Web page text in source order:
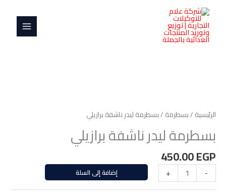
المحتوى
MENU
الرئيسية /بسطرمة / بسطرمة ليدر ناشفة برازيلي
بسطرمة ليدر ناشفة برازيلي
450.00EGP
-
ليدر
ناشفة
برازيلي
+ إضافة إلى السلة
ناشفة
برازيلي